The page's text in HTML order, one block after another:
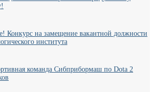
Конкурс на замещение вакантной должности
института
команда Сибприбормаш по Dota 2